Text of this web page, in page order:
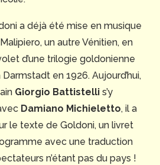
a déjà été mise en musique
un autre Vénitien, en
d’une trilogie goldonienne
en 1926. Aujourd’hui,
Giorgio Battistelli s’y
Damiano Michieletto, il a
le texte de Goldoni, un livret
avec une traduction
n’étant pas du pays !